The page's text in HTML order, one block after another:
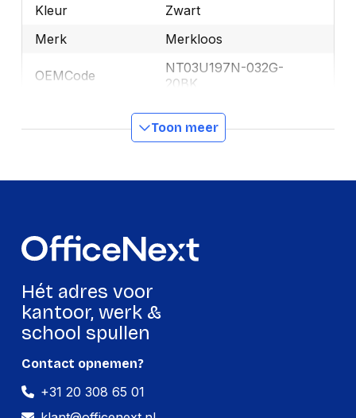
Kleur
Zwart
Merk
Merkloos
OEMCode
NT03U197N-032G-
20BK
Manufacturer Part
Number
NT03U197N-032G-
20BK
Lengte
Breedte
10 mm
Hoogte
Gewicht
Verpakking
Per stuk
Toon meer
Hét adres voor
kantoor, werk &
school spullen
Contact opnemen?
+31 20 308 65 01